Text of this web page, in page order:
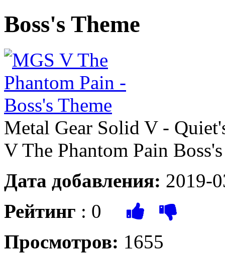
Boss's Theme
Metal Gear Solid V -
V The Phantom Pain
Дата добавления: 2019-
Рейтинг : 0
Просмотров: 1655